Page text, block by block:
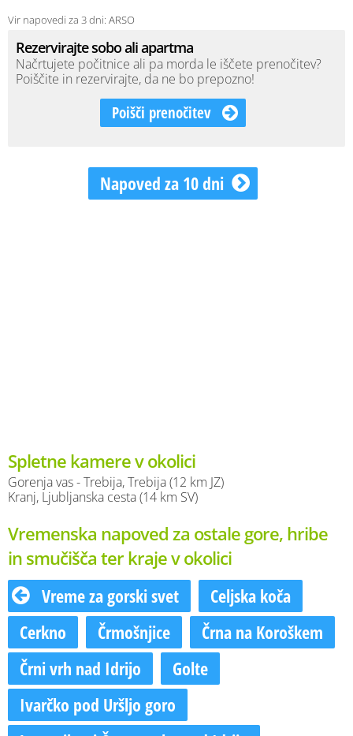
Vir napovedi za 3 dni: ARSO
Rezervirajte sobo ali apartma
Načrtujete počitnice ali pa morda le iščete prenočitev?
Poiščite in rezervirajte, da ne bo prepozno!
Poišči prenočitev
Napoved za 10 dni
Spletne kamere v okolici
Gorenja vas - Trebija, Trebija (12 km JZ)
Kranj, Ljubljanska cesta (14 km SV)
Vremenska napoved za ostale gore, hribe
in smučišča ter kraje v okolici
Vreme za gorski svet
Celjska koča
Cerkno
Črmošnjice
Črna na Koroškem
Črni vrh nad Idrijo
Golte
Ivarčko pod Uršljo goro